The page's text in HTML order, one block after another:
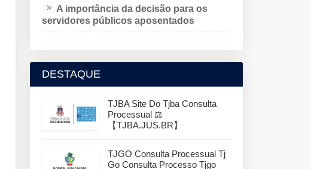
A importância da decisão para os
servidores públicos aposentados
DESTAQUE
TJBA Site Do Tjba Consulta
Processual ⚖️
【TJBA.JUS.BR】
TJGO Consulta Processual Tj
Go Consulta Processo Tjgo